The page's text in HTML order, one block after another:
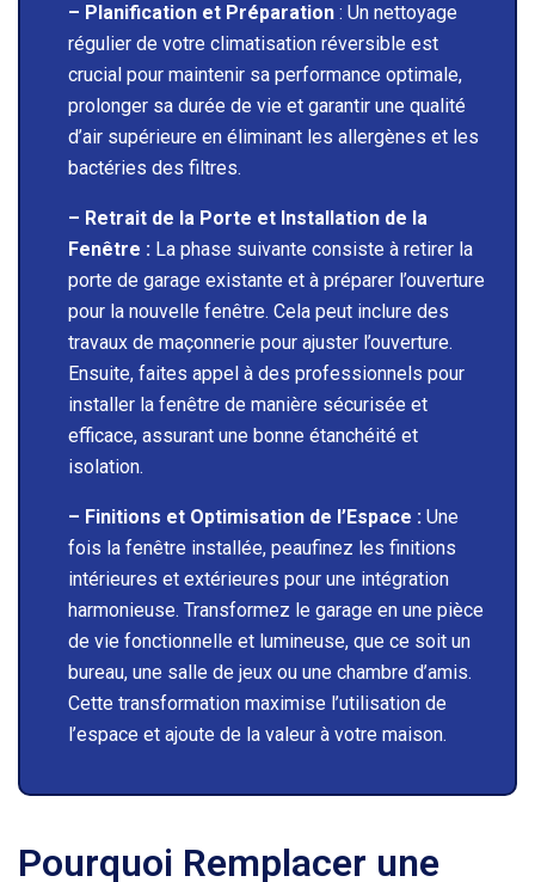
– Planification et Préparation : Un nettoyage
régulier de votre climatisation réversible est
crucial pour maintenir sa performance optimale,
prolonger sa durée de vie et garantir une qualité
d’air supérieure en éliminant les allergènes et les
bactéries des filtres.
– Retrait de la Porte et Installation de la
Fenêtre : La phase suivante consiste à retirer la
porte de garage existante et à préparer l’ouverture
pour la nouvelle fenêtre. Cela peut inclure des
travaux de maçonnerie pour ajuster l’ouverture.
Ensuite, faites appel à des professionnels pour
installer la fenêtre de manière sécurisée et
efficace, assurant une bonne étanchéité et
isolation.
– Finitions et Optimisation de l’Espace : Une
fois la fenêtre installée, peaufinez les finitions
intérieures et extérieures pour une intégration
harmonieuse. Transformez le garage en une pièce
de vie fonctionnelle et lumineuse, que ce soit un
bureau, une salle de jeux ou une chambre d’amis.
Cette transformation maximise l’utilisation de
l’espace et ajoute de la valeur à votre maison.
Pourquoi Remplacer une